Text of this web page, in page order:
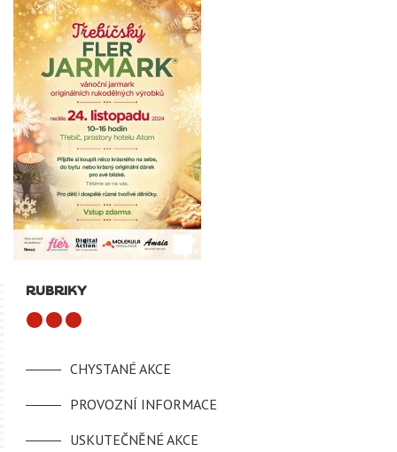
RUBRIKY
CHYSTANÉ AKCE
PROVOZNÍ INFORMACE
USKUTEČNĚNÉ AKCE